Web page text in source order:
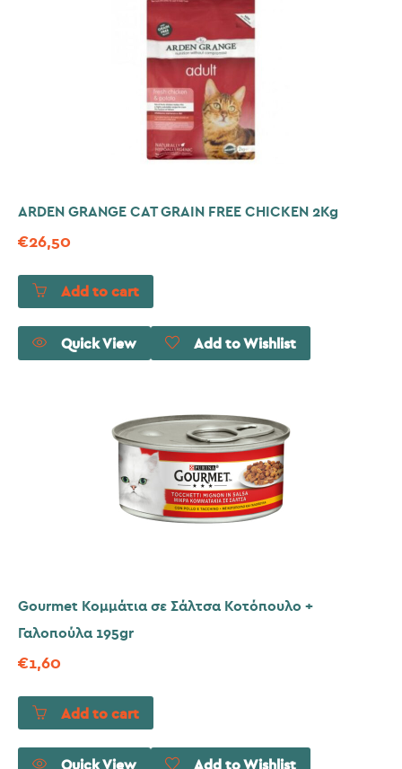
ARDEN GRANGE CAT GRAIN FREE CHICKEN 2Kg
€26,50
Add to cart
Quick View Add to Wishlist
Gourmet Κομμάτια σε Σάλτσα Κοτόπουλο +
Γαλοπούλα 195gr
€1,60
Add to cart
Quick View Add to Wishlist